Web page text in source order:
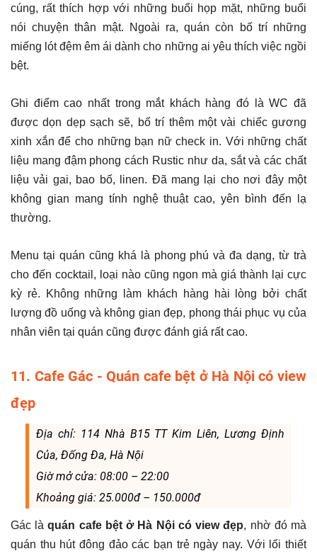
cúng, rất thích hợp với những buổi họp mặt, những buổi
nói chuyện thân mật. Ngoài ra, quán còn bố trí những
miếng lót đệm êm ái dành cho những ai yêu thích việc ngồi
bệt.
Ghi điểm cao nhất trong mắt khách hàng đó là WC đã
được dọn dẹp sạch sẽ, bố trí thêm một vài chiếc gương
xinh xắn để cho những bạn nữ check in. Với những chất
liệu mang đậm phong cách Rustic như da, sắt và các chất
liệu vải gai, bao bố, linen. Đã mang lại cho nơi đây một
không gian mang tính nghệ thuật cao, yên bình đến lạ
thường.
Menu tại quán cũng khá là phong phú và đa dạng, từ trà
cho đến cocktail, loại nào cũng ngon mà giá thành lại cực
kỳ rẻ. Không những làm khách hàng hài lòng bởi chất
lượng đồ uống và không gian đẹp, phong thái phục vụ của
nhân viên tại quán cũng được đánh giá rất cao.
11. Cafe Gác - Quán cafe bệt ở Hà Nội có view
đẹp
Địa chỉ: 114 Nhà B15 TT Kim Liên, Lương Định
Của, Đống Đa, Hà Nội
Giờ mở cửa: 08:00 – 22:00
Khoảng giá: 25.000đ – 150.000đ
Gác là quán cafe bệt ở Hà Nội có view đẹp, nhờ đó mà
quán thu hút đông đảo các bạn trẻ ngày nay. Với lối thiết